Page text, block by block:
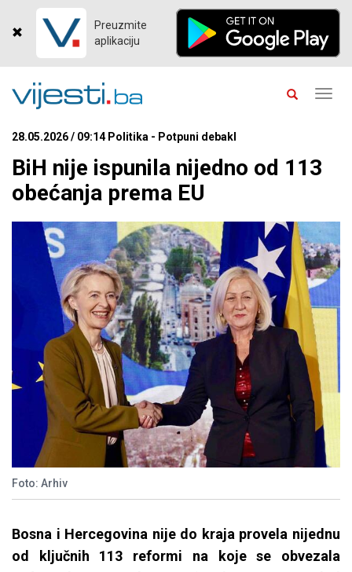
Preuzmite
aplikaciju
28.05.2026 / 09:14 Politika - Potpuni debakl
BiH nije ispunila nijedno od 113
obećanja prema EU
Foto: Arhiv
Bosna i Hercegovina nije do kraja provela nijednu
od ključnih 113 reformi na koje se obvezala